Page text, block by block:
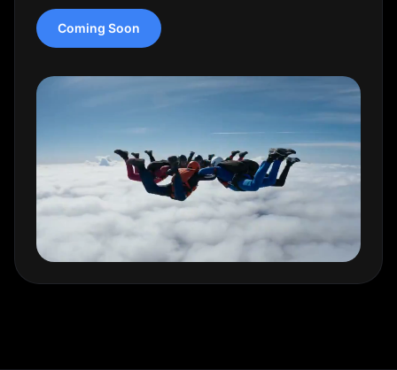
Coming Soon